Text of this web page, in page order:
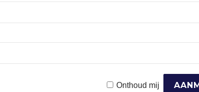
Onthoud mij